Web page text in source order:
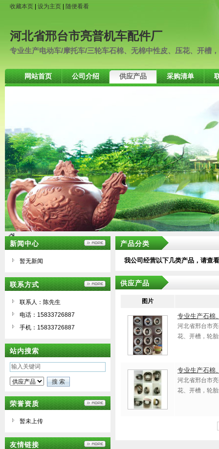
收藏本页 设为主页 随便看看
河北省邢台市亮普机车配件厂
专业生产电动车/摩托车/三轮车石棉、无棉中性皮、压花、开槽
网站首页 公司介绍 供应产品 采购清单
新闻中心
暂无新闻
联系方式
联系人：陈先生
电话：15833726887
手机：15833726887
站内搜索
荣誉资质
暂未上传
友情链接
产品分类
我公司经营以下几类产品，请查
供应产品
图片
专业生产石棉
河北省邢台市
花、开槽，轮
专业生产石棉
河北省邢台市
花、开槽，轮